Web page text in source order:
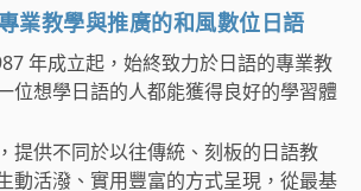
業教學與推廣的和風數位日語
年成立起，始終致力於日語的專業教
位想學日語的人都能獲得良好的學習體
提供不同於以往傳統、刻板的日語教
動活潑、實用豐富的方式呈現，從最基